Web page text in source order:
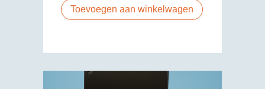
Toevoegen aan winkelwagen